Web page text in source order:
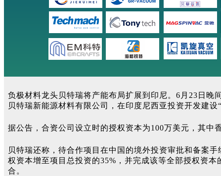
负极材料龙头贝特瑞将产能布局扩展到印尼。6月23日
贝特瑞新能源材料有限公司，在印度尼西亚投资开发建
据公告，合资公司设立时的授权资本为100万美元，其中
贝特瑞还称，待合作项目在中国的境外投资审批和备案
权资本增至项目总投资的35%，并完成该等全部授权资
合。